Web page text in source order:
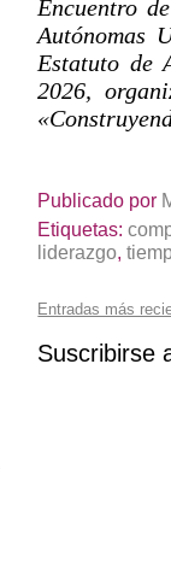
Encuentro
Autónomas
Estatuto de
2026,
Publicado por
Etiquetas:
liderazgo,
Entradas más
Suscribirse